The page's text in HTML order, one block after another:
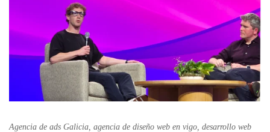
Agencia de ads Galicia agencia de diseño web en vigo desarrollo web